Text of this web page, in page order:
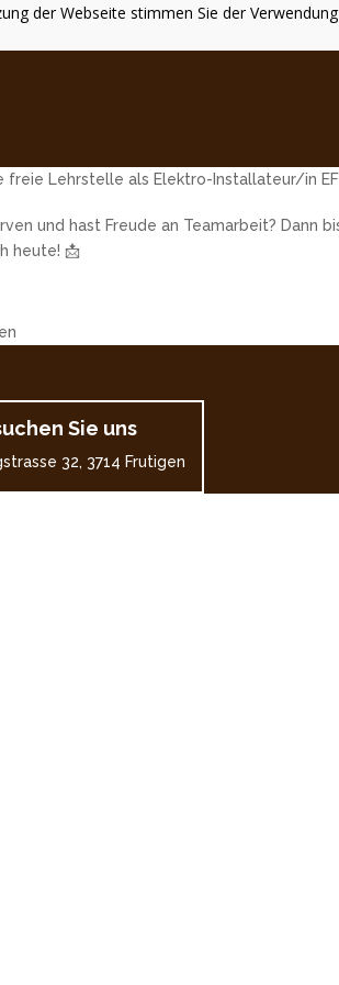
der Webseite stimmen Sie der
Lehrstelle als Elektro-Installateur/in
und hast Freude an Teamarbeit? Dann
heute! 📩
Sie uns
32, 3714 Frutigen